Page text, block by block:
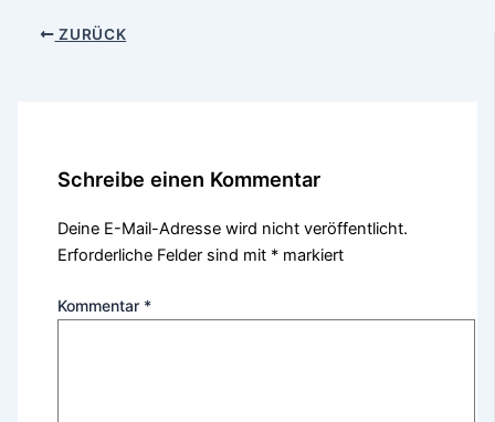
ZURÜCK
Schreibe einen Kommentar
Deine E-Mail-Adresse wird nicht veröffentlicht.
Erforderliche Felder sind mit * markiert
Kommentar *